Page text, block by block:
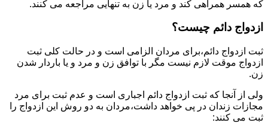
که همسر همراهی کند و مرد یا زن به تنهایی مراجعه می کنند.
ازدواج دائم چیست؟
ثبت ازدواج دائم،برای مردان الزامی است و در حالت کلی ثبت
ازدواج موقت لازم نیست مگر با توافق زن و مرد و یا باردار شدن
زن.
ولی از آنجا که ثبت ازدواج دائم اجباری است و عدم ثبت برای مرد
مجازات زندان در پی خواهد داشت،مردان به دو روش این ازدواج را
ثبت می کنند: